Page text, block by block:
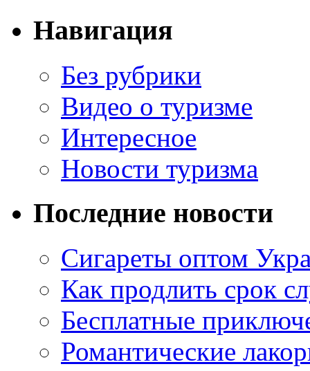
Навигация
Без рубрики
Видео о туризме
Интересное
Новости туризма
Последние новости
Сигареты оптом
Как продлить срок
Бесплатные
Романтические